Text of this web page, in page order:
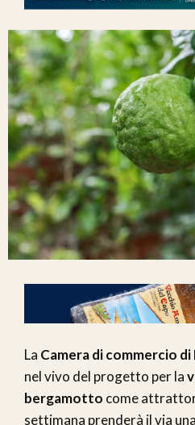
La Camera di commercio
nel vivo del progetto per la
bergamotto come
settimana prenderà il via una